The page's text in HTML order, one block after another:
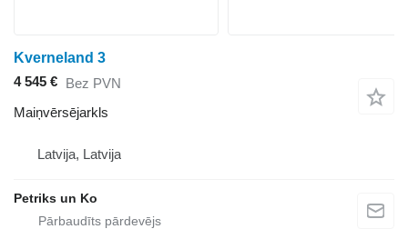
Kverneland 3
4 545 € Bez PVN
Maiņvērsējarkls
Latvija, Latvija
Petriks un Ko